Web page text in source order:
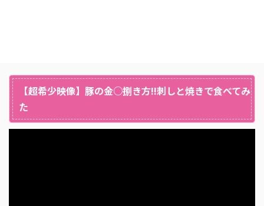
【超希少映像】豚の金○捌き方!!刺しと焼きで食べてみ
た